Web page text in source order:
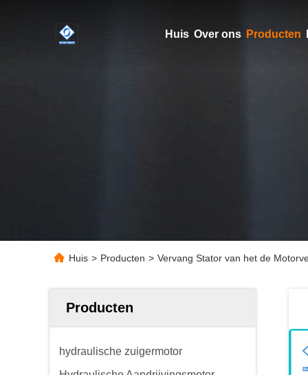
Huis Over ons Producten
Huis > Producten > Vervang Stator van het de
Producten
hydraulische zuigermotor